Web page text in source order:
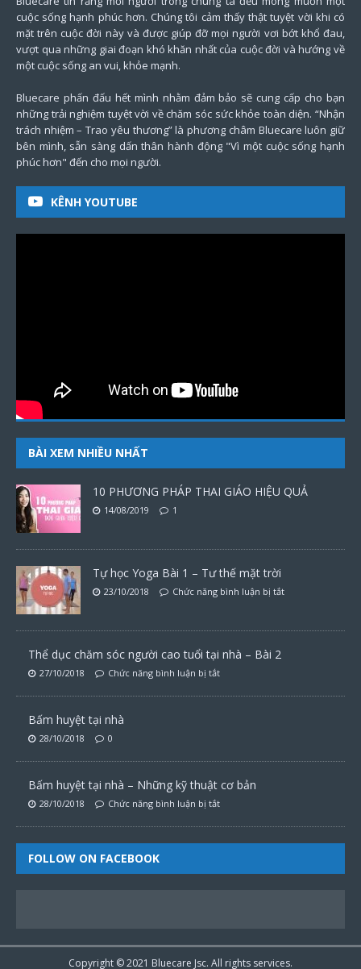
cuộc sống hạnh phúc hơn. Chúng tôi cảm thấy thật tuyệt vời khi có
mặt trên cuộc đời này và được giúp đỡ mọi người vơi bớt khổ đau,
vượt qua những giai đoạn khó khăn nhất của cuộc đời và hướng về
một cuộc sống an vui, khỏe mạnh.
Bluecare phấn đấu hết mình nhằm đảm bảo sẽ cung cấp cho bạn
những trải nghiệm tuyệt vời về chăm sóc sức khỏe toàn diện. “Nhận
trách nhiệm – Trao yêu thương” là phương châm Bluecare luôn giữ
bên mình, sẵn sàng dấn thân hành động "Vì một cuộc sống hạnh
phúc hơn" đến cho mọi người.
KÊNH YOUTUBE
BÀI XEM NHIỀU NHẤT
10 PHƯƠNG PHÁP THAI GIÁO HIỆU QUẢ
14/08/2019 1
Tự học Yoga Bài 1 – Tư thế mặt trời
23/10/2018 Chức năng bình luận bị tắt
Thể dục chăm sóc người cao tuổi tại nhà – Bài 2
27/10/2018 Chức năng bình luận bị tắt
Bấm huyệt tại nhà
28/10/2018 0
Bấm huyệt tại nhà – Những kỹ thuật cơ bản
28/10/2018 Chức năng bình luận bị tắt
FOLLOW ON FACEBOOK
Copyright © 2021 Bluecare Jsc. All rights services.